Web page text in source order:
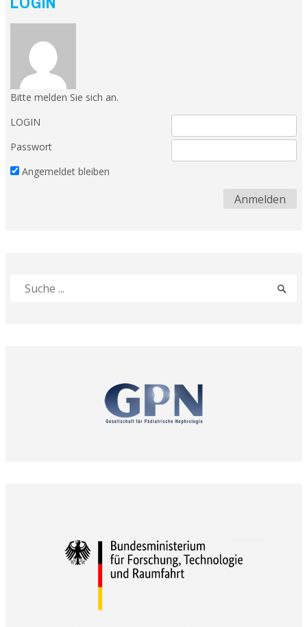
Bitte melden Sie sich an.
LOGIN
Passwort
Angemeldet bleiben
Suche
nach: